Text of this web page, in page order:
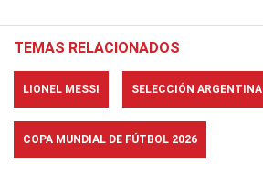
TEMAS RELACIONADOS
LIONEL MESSI SELECCIÓN ARGENTINA
COPA MUNDIAL DE FÚTBOL 2026